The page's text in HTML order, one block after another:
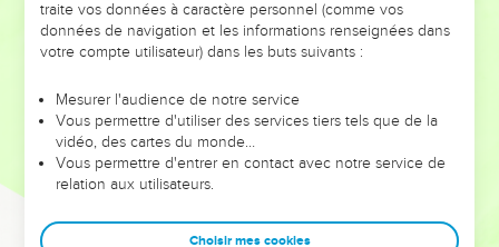
ET SI LEURS ERREURS POUVAIENT VOUS ÉVITER LES
VOTRES ?
leur foi ou leur vision. Mais on voit moins les doutes, les erreurs
et les saisons difficiles qu'ils ont traversés, alors même que ce
sont elles qui les ont façonnés.
Dans cette conférence, leaders, entrepreneurs, et responsables
clés pour avancer avec plus de sagesse afin que leurs erreurs
traite vos données à caractère personnel (comme vos
données de navigation et les informations renseignées dans
votre compte utilisateur) dans les buts suivants :
Mesurer l'audience de notre service
Vous permettre d'utiliser des services tiers tels que de la
vidéo, des cartes du monde…
Vous permettre d'entrer en contact avec notre service de
relation aux utilisateurs.
Choisir mes cookies